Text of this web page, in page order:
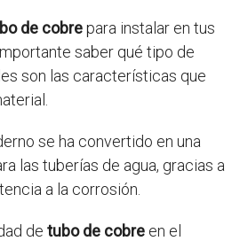
de cobrepara instalar en tus
saber qué tipo de
son las características que
se ha convertido en una
las tuberías de agua, gracias a
a la corrosión.
de tubo de cobre en el